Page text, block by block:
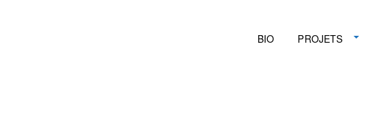
BIO PROJETS